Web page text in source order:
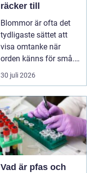
räcker till
Blommor är ofta det
tydligaste sättet att
visa omtanke när
orden känns för små.
Ett genomtänkt
bloms...
30 juli 2026
Vad är pfas och